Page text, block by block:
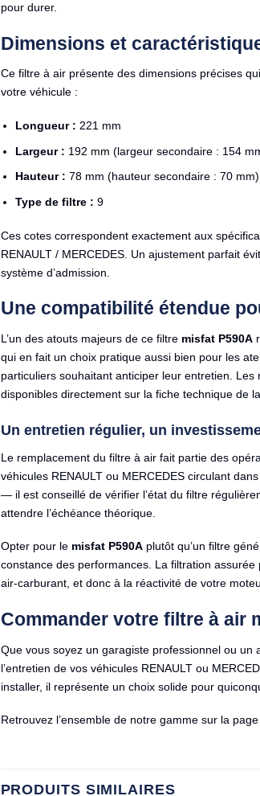
pour durer.
Dimensions et
Ce filtre à air présente des dimensions précises
votre véhicule :
Longueur : 221 mm
Largeur : 192 mm (largeur secondaire : 154
Hauteur : 78 mm (hauteur secondaire : 70 mm)
Type de filtre : 9
Ces cotes correspondent exactement aux
RENAULT / MERCEDES. Un ajustement parfait
système d’admission.
Une compatibilité étendue
L’un des atouts majeurs de ce filtre misfat P590A
qui en fait un choix pratique aussi bien pour les
particuliers souhaitant anticiper leur entretien.
disponibles directement sur la fiche technique de
Un entretien régulier, un
Le remplacement du filtre à air fait partie des
véhicules RENAULT ou MERCEDES circulant
— il est conseillé de vérifier l’état du filtre
attendre l’échéance théorique.
Opter pour le misfat P590Aplutôt qu’un filtre
constance des performances. La filtration
air-carburant, et donc à la réactivité de votre
Commander votre filtre à air
Que vous soyez un garagiste professionnel ou un
l’entretien de vos véhicules RENAULT ou
installer, il représente un choix solide pour
Retrouvez l’ensemble de notre gamme sur la
PRODUITS SIMILAIRES